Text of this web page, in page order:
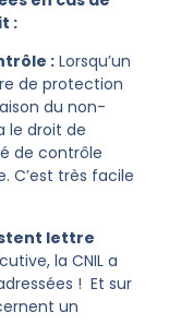
:
: Lorsqu’un
de protection
du non-
le droit de
de contrôle
C’est très facile
lettre
la CNIL a
! Et sur
un